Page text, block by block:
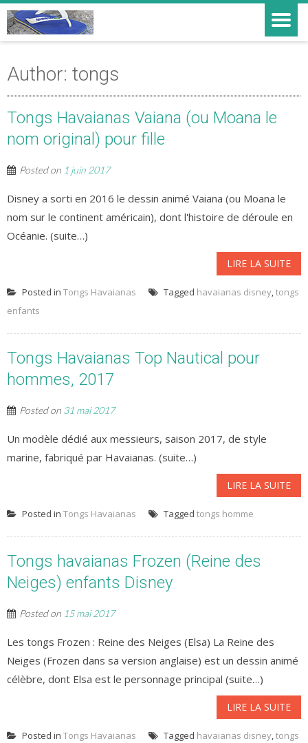
Author: tongs
Tongs Havaianas Vaiana (ou Moana le
nom original) pour fille
Posted on 1 juin 2017
Disney a sorti en 2016 le dessin animé Vaiana (ou Moana le
nom sur le continent américain), dont l'histoire de déroule en
Océanie. (suite…)
LIRE LA SUITE
Posted in Tongs Havaianas Tagged havaianas disney,tongs
enfants
Tongs Havaianas Top Nautical pour
hommes, 2017
Posted on 31 mai 2017
Un modèle dédié aux messieurs, saison 2017, de style
marine, fabriqué par Havaianas. (suite…)
LIRE LA SUITE
Posted in Tongs Havaianas Tagged tongs homme
Tongs havaianas Frozen (Reine des
Neiges) enfants Disney
Posted on 15 mai 2017
Les tongs Frozen : Reine des Neiges (Elsa) La Reine des
Neiges (Frozen dans sa version anglaise) est un dessin animé
célèbre, dont Elsa est le personnage principal (suite…)
LIRE LA SUITE
Posted in Tongs Havaianas Tagged havaianas disney,tongs